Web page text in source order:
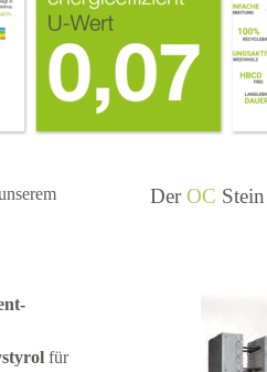
Der OC Stein
für